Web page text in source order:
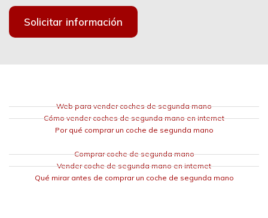
Solicitar información
Web para vender coches de segunda mano
Cómo vender coches de segunda mano en internet
Por qué comprar un coche de segunda mano
Comprar coche de segunda mano
Vender coche de segunda mano en internet
Qué mirar antes de comprar un coche de segunda mano